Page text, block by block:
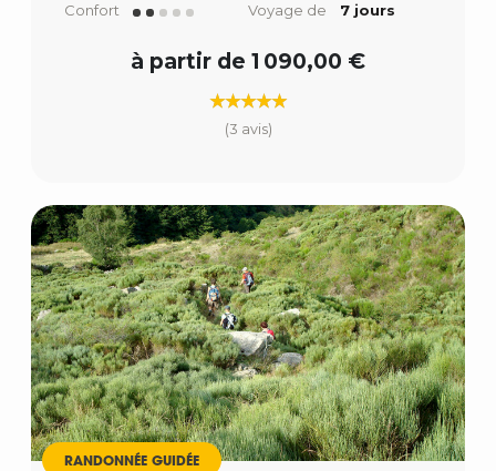
Confort Voyage de 7 jours
à partir de 1 090,00 €
(3 avis)
RANDONNÉE GUIDÉE